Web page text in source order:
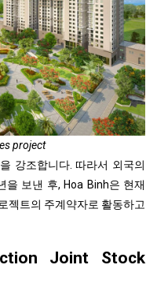
project
강조합니다. 따라서 외국의
을 보낸 후, Hoa Binh은 현재
젝트의 주계약자로 활동하고
Joint Stock